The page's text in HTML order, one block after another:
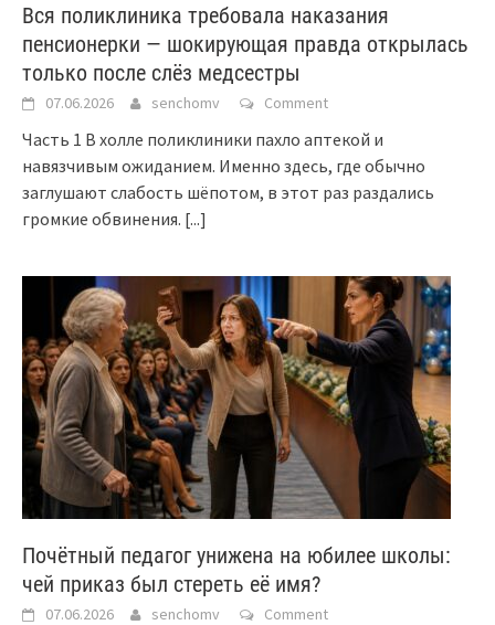
Вся поликлиника требовала наказания
пенсионерки — шокирующая правда открылась
только после слёз медсестры
07.06.2026 senchomv Comment
Часть 1 В холле поликлиники пахло аптекой и
навязчивым ожиданием. Именно здесь, где обычно
заглушают слабость шёпотом, в этот раз раздались
громкие обвинения. [...]
Почётный педагог унижена на юбилее школы:
чей приказ был стереть её имя?
07.06.2026 senchomv Comment